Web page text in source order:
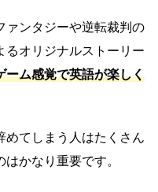
ァンタジーや逆転裁判の
るオリジナルストーリー
ーム感覚で英語が楽しく
めてしまう人はたくさん
かなり重要です。